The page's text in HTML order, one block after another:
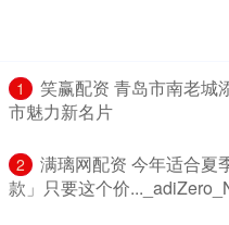
1
笑赢配资 青岛市南老城
市魅力新名片
2
满璃网配资 今年适合夏
款」只要这个价